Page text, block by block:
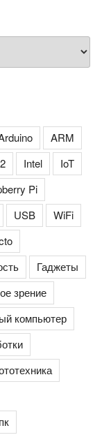
ARM
Intel
IoT
Pi
USB
WiFi
Гаджеты
зрение
компьютер